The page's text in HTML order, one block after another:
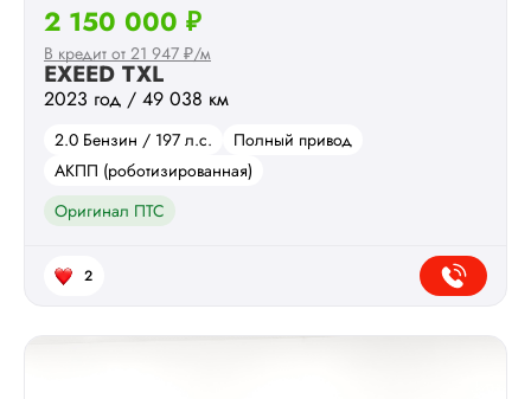
EXEED TXL
2023 год / 49 038 км
2.0 Бензин / 197 л.с.
Полный привод
АКПП (роботизированная)
Оригинал ПТС
2 150 000 ₽
В кредит от 21 947 ₽/м
2